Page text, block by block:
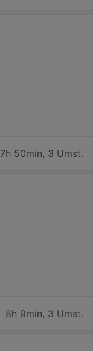
7h 50min, 3 Umst.
8h 9min, 3 Umst.